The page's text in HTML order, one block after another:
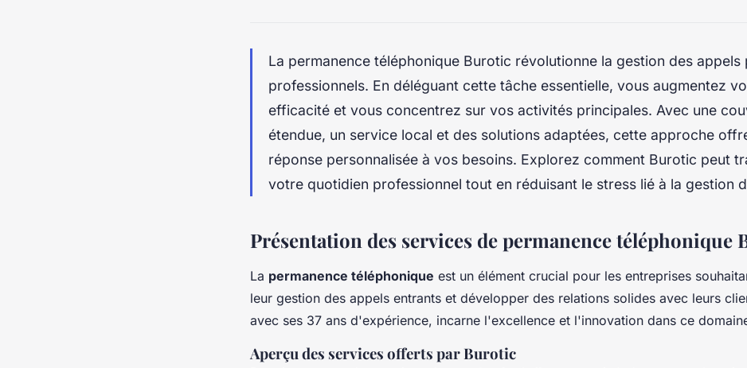
La permanence téléphonique Burotic révolutionne la gestion des appels
professionnels. En déléguant cette tâche essentielle, vous augmentez
efficacité et vous concentrez sur vos activités principales. Avec une
étendue, un service local et des solutions adaptées, cette approche
réponse personnalisée à vos besoins. Explorez comment Burotic peut
votre quotidien professionnel tout en réduisant le stress lié à la gestion
Présentation des services de permanence téléphonique
La permanence téléphonique est un élément crucial pour les entreprises
leur gestion des appels entrants et développer des relations solides avec leurs
avec ses 37 ans d'expérience, incarne l'excellence et l'innovation dans ce
Aperçu des services offerts par Burotic